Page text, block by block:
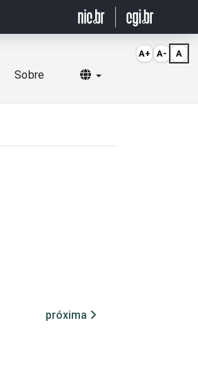
Sobre Selecionar idioma
próxima
A+ A- A